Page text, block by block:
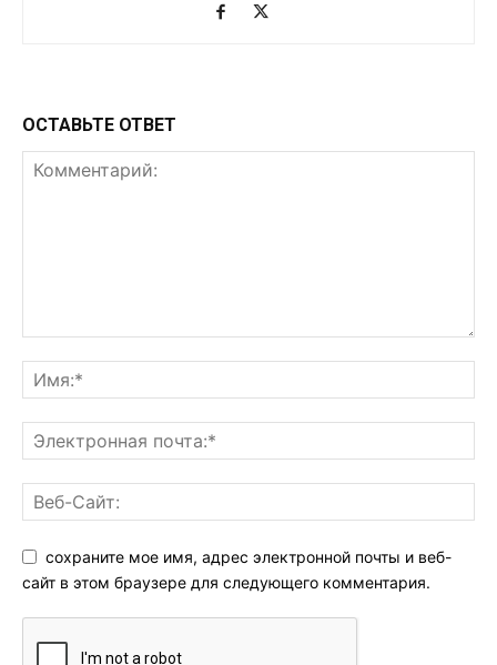
ОСТАВЬТЕ ОТВЕТ
сохраните мое имя, адрес электронной почты и веб-
сайт в этом браузере для следующего комментария.